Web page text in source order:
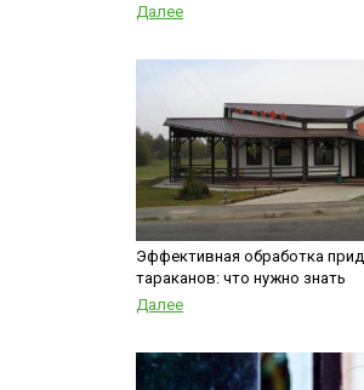
Далее
Эффективная обработка
тараканов: что нужно знать
Далее